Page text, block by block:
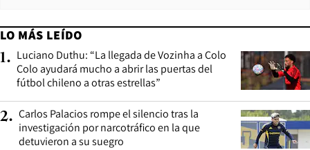
LO MÁS LEÍDO
1. Luciano Duthu: “La llegada de Vozinha a Colo
Colo ayudará mucho a abrir las puertas del
fútbol chileno a otras estrellas”
2. Carlos Palacios rompe el silencio tras la
investigación por narcotráfico en la que
detuvieron a su suegro